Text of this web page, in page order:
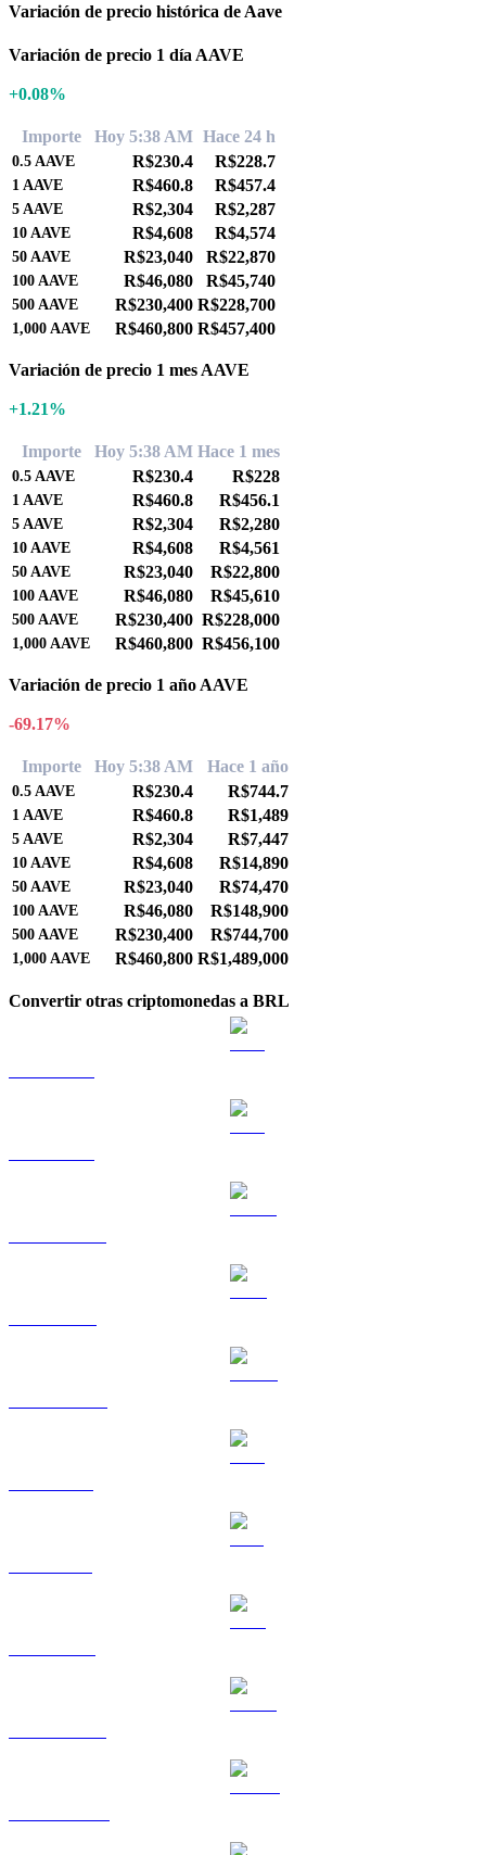
Variación de precio histórica de Aave
Variación de precio 1 día AAVE
+0.08%
Importe Hoy 5:38 AM Hace 24 h
0.5 AAVE R$230.4 R$228.7
1 AAVE R$460.8 R$457.4
5 AAVE R$2,304 R$2,287
10 AAVE R$4,608 R$4,574
50 AAVE R$23,040 R$22,870
100 AAVE R$46,080 R$45,740
500 AAVE R$230,400 R$228,700
1,000 AAVE R$460,800 R$457,400
Variación de precio 1 mes AAVE
+1.21%
Importe Hoy 5:38 AM Hace 1 mes
0.5 AAVE R$230.4 R$228
1 AAVE R$460.8 R$456.1
5 AAVE R$2,304 R$2,280
10 AAVE R$4,608 R$4,561
50 AAVE R$23,040 R$22,800
100 AAVE R$46,080 R$45,610
500 AAVE R$230,400 R$228,000
1,000 AAVE R$460,800 R$456,100
Variación de precio 1 año AAVE
-69.17%
Importe Hoy 5:38 AM Hace 1 año
0.5 AAVE R$230.4 R$744.7
1 AAVE R$460.8 R$1,489
5 AAVE R$2,304 R$7,447
10 AAVE R$4,608 R$14,890
50 AAVE R$23,040 R$74,470
100 AAVE R$46,080 R$148,900
500 AAVE R$230,400 R$744,700
1,000 AAVE R$460,800 R$1,489,000
Convertir otras criptomonedas a BRL